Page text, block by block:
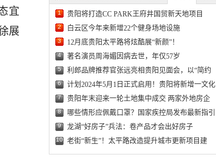
宜
展
1 贵阳将打造CC PARK王府井国贸新天地项目
2 白云区今年来新增22个健身场地设施
3 12月底贵阳太平路将炫酷展“新颜”！
4 著名演员周海媚因病去世，年仅57岁
5 利郎品牌推荐官张远亮相贵阳见面会，以“简约
6 计划2024年5月1日正式启用！贵阳将新增一文化
7 贵阳年末迎来一轮土地集中成交 两家外地房企
8 哪些情形应佩戴口罩？国家疾控局发布最新指引
9 龙湖“好房子”兵法：卷产品才会出好房子
10 老街“新生”！太平路改造提升城市更新项目建